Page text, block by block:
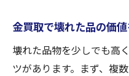
金買取で壊れた品の価
壊れた品物を少しでも高
ツがあります。まず、複